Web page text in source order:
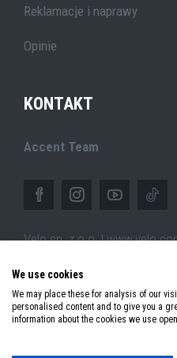
Reklamacje i naprawy
Opinie
KONTAKT
Accent Team
Velo sp. z o.o. |
44-100 Gliwice (PL)
We use cookies
We may place these for analysis of our
personalised content and to give you a
information about the cookies we use